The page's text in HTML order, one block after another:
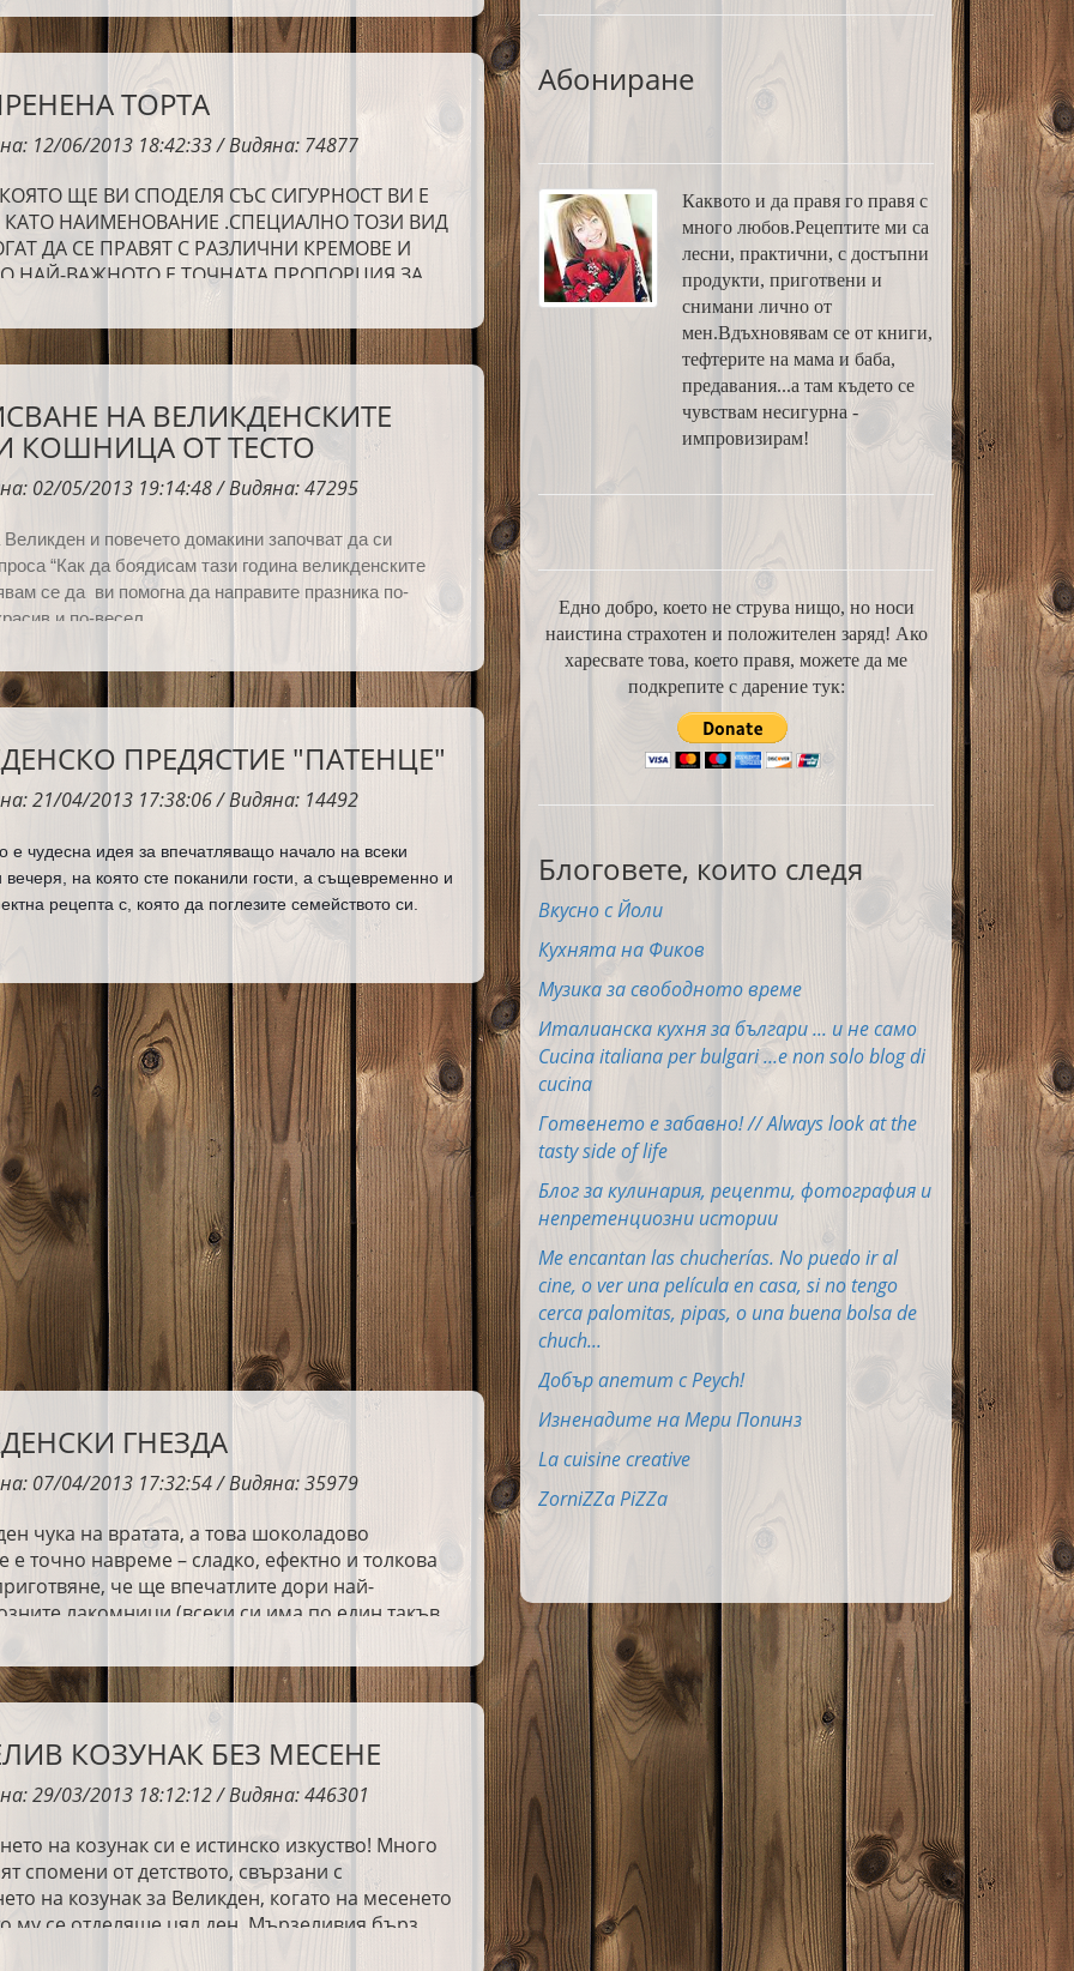
ТОРТА
12/06/2013 18:42:33 / Видяна: 74877
ЩЕ ВИ СПОДЕЛЯ СЪС СИГУРНОСТ ВИ Е
КАТО НАИМЕНОВАНИЕ .СПЕЦИАЛНО ТОЗИ ВИД
ДА СЕ ПРАВЯТ С РАЗЛИЧНИ КРЕМОВЕ И
НАЙ-ВАЖНОТО Е ТОЧНАТА ПРОПОРЦИЯ ЗА
БЛАТОВЕ.РЕЦЕПТАТА МИ Е ОТ МОЯТА
ЗА ГОЛЯМО СЪЖАЛЕНИЕ ВЕЧЕ НЕ Е МЕЖДУ
ДА ПРАВИ СТРАХОТНИ НЕЩА В КУХНЯТА
БЛАГОДАРНА. ЩЕ СЕ РАДВАМ АКО ВИ
НА ВЕЛИКДЕНСКИТЕ
КОШНИЦА ОТ ТЕСТО
02/05/2013 19:14:48 / Видяна: 47295
и повечето домакини започват да си
“Как да боядисам тази година великденските
се да ви помогна да направите празника по-
и по-весел.
ПРЕДЯСТИЕ "ПАТЕНЦЕ"
21/04/2013 17:38:06 / Видяна: 14492
е чудесна идея за впечатляващо начало на всеки
вечеря, на която сте поканили гости, а същевременно и
рецепта с, която да поглезите семейството си.
ГНЕЗДА
07/04/2013 17:32:54 / Видяна: 35979
чука на вратата, а това шоколадово
е точно навреме – сладко, ефектно и толкова
че ще впечатлите дори най-
лакомници (всеки си има по един такъв,
снимки – фотоапаратът ми реши, че и той
Но желанието ми да споделя рецептата с
силно от пикселите!
КОЗУНАК БЕЗ МЕСЕНЕ
29/03/2013 18:12:12 / Видяна: 446301
на козунак си е истинско изкуство! Много
спомени от детството, свързани с
на козунак за Великден, когато на месенето
му се отделяше цял ден. Мързеливия бърз
Абониране
Каквото и да правя го правя с
много любов.Рецептите ми са
лесни, практични, с достъпни
продукти, приготвени и
снимани лично от
мен.Вдъхновявам се от книги,
тефтерите на мама и баба,
предавания...а там където се
чувствам несигурна -
импровизирам!
Едно добро, което не струва нищо, но носи
наистина страхотен и положителен заряд! Ако
харесвате това, което правя, можете да ме
подкрепите с дарение тук:
Блоговете, които следя
Вкусно с Йоли
Кухнята на Фиков
Музика за свободното време
Италианска кухня за българи ... и не само
Cucina italiana per bulgari ...e non solo blog di
cucina
Готвенето е забавно! // Always look at the
tasty side of life
Блог за кулинария, рецепти, фотография и
непретенциозни истории
Me encantan las chucherías. No puedo ir al
cine, o ver una película en casa, si no tengo
cerca palomitas, pipas, o una buena bolsa de
chuch...
Добър апетит с Peych!
Изненадите на Мери Попинз
La cuisine creative
ZorniZZa PiZZa